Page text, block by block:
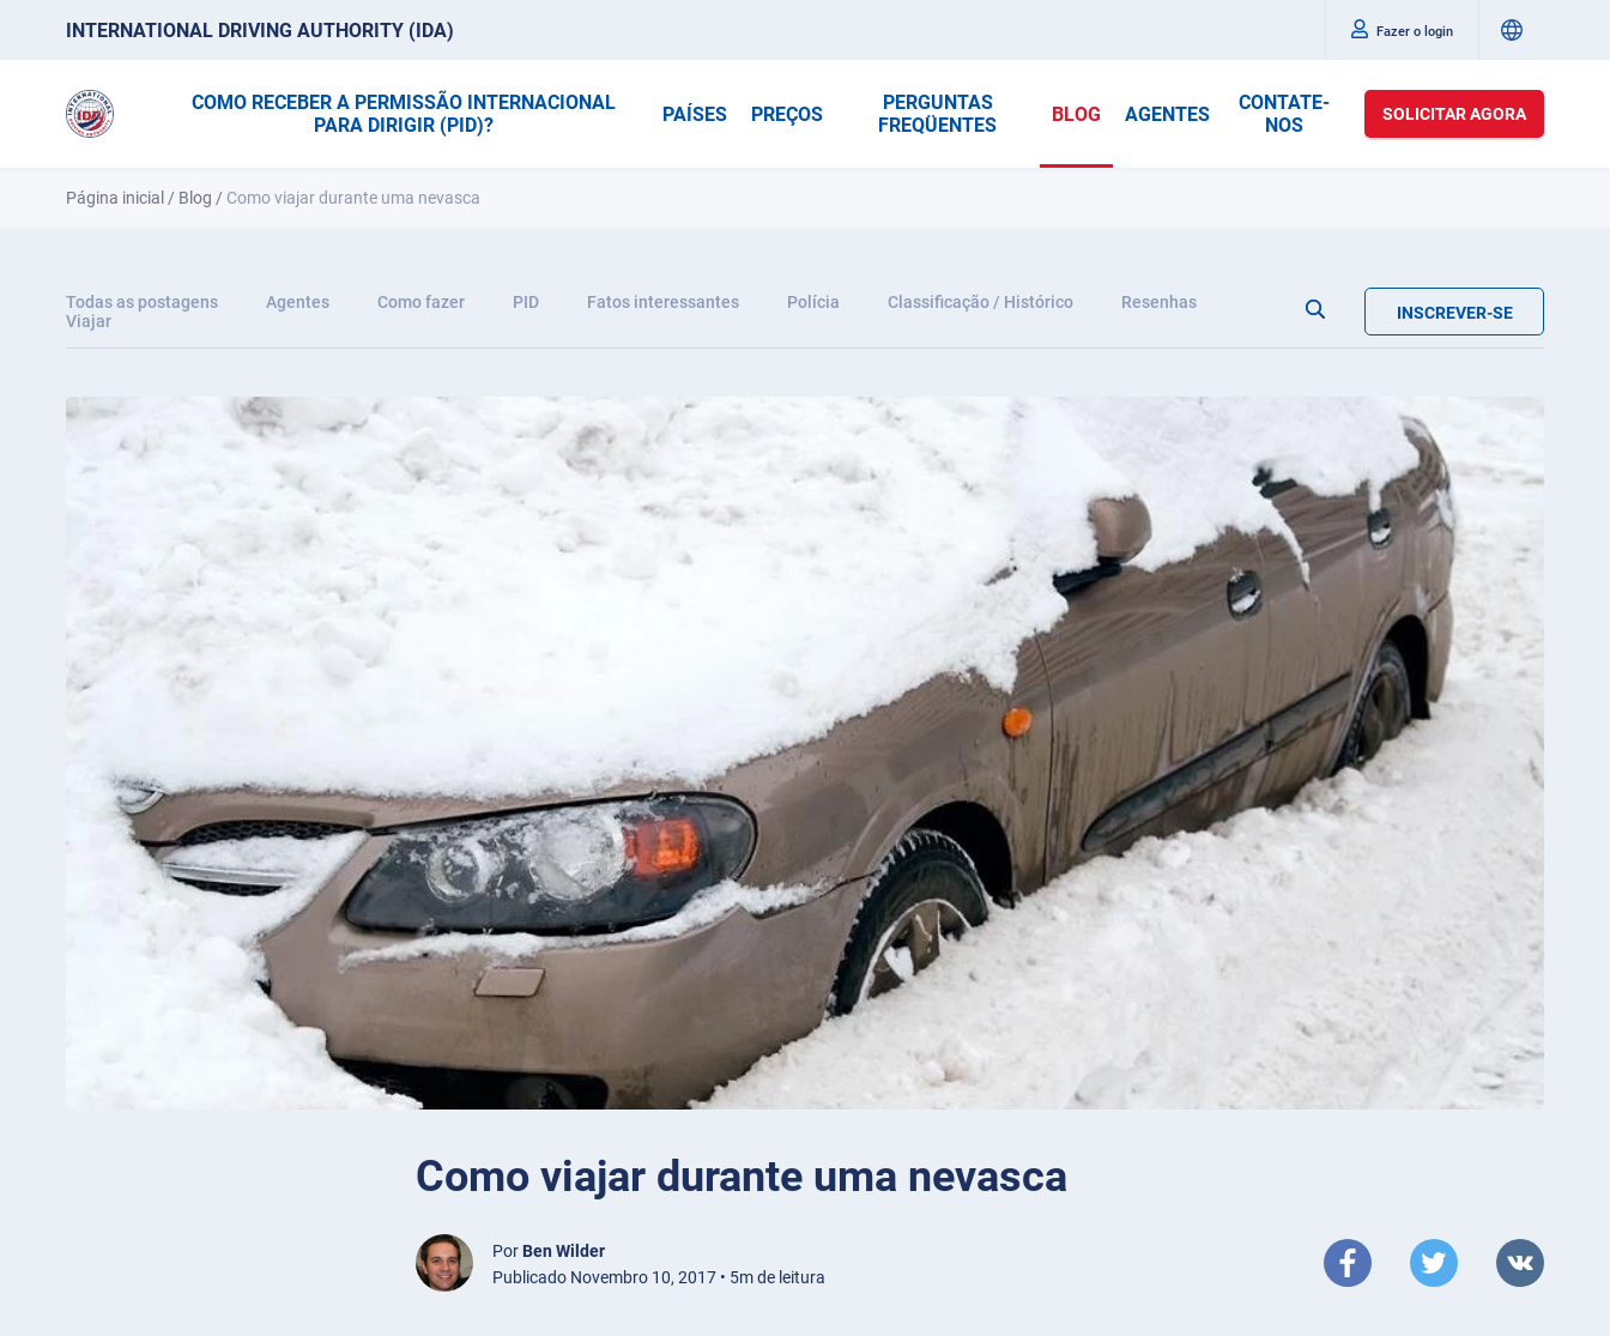
INTERNATIONAL DRIVING AUTHORITY (IDA) Fazer o login
COMO RECEBER A PERMISSÃO INTERNACIONAL
PARA DIRIGIR (PID)?
PAÍSES PREÇOS
PERGUNTAS
FREQÜENTES
BLOG AGENTES
CONTATE-
NOS
SOLICITAR AGORA
Página inicial / Blog / Como viajar durante uma nevasca
Todas as postagens Agentes Como fazer PID Fatos interessantes Polícia Classificação / Histórico
Resenhas
Viajar
INSCREVER-SE
Como viajar durante uma nevasca
Por Ben Wilder
Publicado Novembro 10, 2017 • 5m de leitura